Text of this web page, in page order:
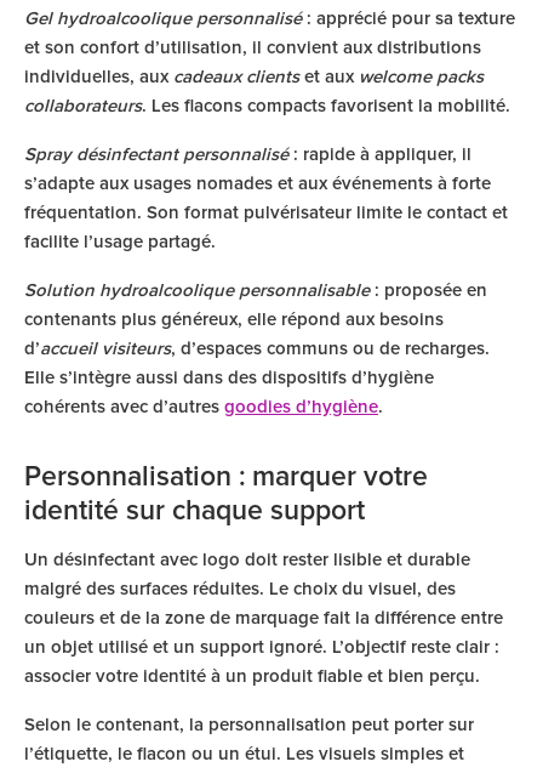
Gel hydroalcoolique personnalisé: apprécié pour sa texture
et son confort d’utilisation, il convient aux distributions
individuelles, aux cadeaux clientset aux welcome packs
collaborateurs. Les flacons compacts favorisent la mobilité.
Spray désinfectant personnalisé: rapide à appliquer, il
s’adapte aux usages nomades et aux événements à forte
fréquentation. Son format pulvérisateur limite le contact et
facilite l’usage partagé.
Solution hydroalcoolique personnalisable: proposée en
contenants plus généreux, elle répond aux besoins
d’accueil visiteurs, d’espaces communs ou de recharges.
Elle s’intègre aussi dans des dispositifs d’hygiène
cohérents avec d’autres goodies d’hygiène.
Personnalisation : marquer votre
identité sur chaque support
Un désinfectant avec logo doit rester lisible et durable
malgré des surfaces réduites. Le choix du visuel, des
couleurs et de la zone de marquage fait la différence entre
un objet utilisé et un support ignoré. L’objectif reste clair :
associer votre identité à un produit fiable et bien perçu.
Selon le contenant, la personnalisation peut porter sur
l’étiquette, le flacon ou un étui. Les visuels simples et